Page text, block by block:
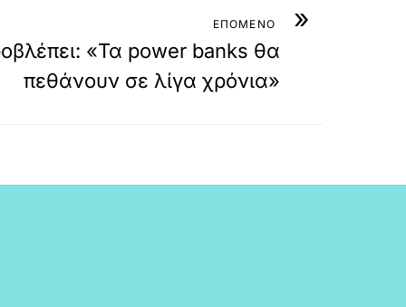
»
ΕΠΟΜΕΝΟ
«Τα power banks θα
πεθάνουν σε λίγα χρόνια»